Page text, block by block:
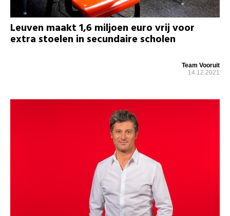
Leuven maakt 1,6 miljoen euro vrij voor
extra stoelen in secundaire scholen
Team Vooruit
14.12.2021